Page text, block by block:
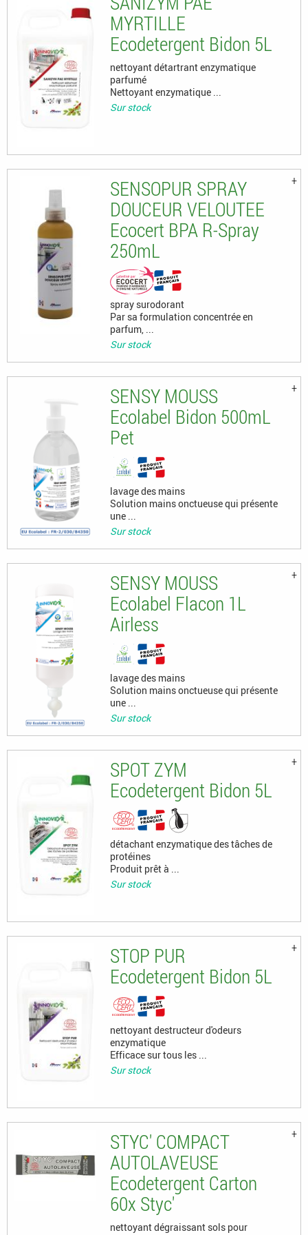
MYRTILLE
Ecodetergent Bidon 5L
nettoyant détartrant enzymatique
parfumé
Nettoyant enzymatique ...
Sur stock
SENSOPUR SPRAY
DOUCEUR VELOUTEE
Ecocert BPA R-Spray
250mL
spray surodorant
Par sa formulation concentrée en
parfum, ...
Sur stock
SENSY MOUSS
Ecolabel Bidon 500mL
Pet
lavage des mains
Solution mains onctueuse qui présente
une ...
Sur stock
SENSY MOUSS
Ecolabel Flacon 1L
Airless
lavage des mains
Solution mains onctueuse qui présente
une ...
Sur stock
SPOT ZYM
Ecodetergent Bidon 5L
détachant enzymatique des tâches de
protéines
Produit prêt à ...
Sur stock
STOP PUR
Ecodetergent Bidon 5L
nettoyant destructeur d'odeurs
enzymatique
Efficace sur tous les ...
Sur stock
STYC' COMPACT
AUTOLAVEUSE
Ecodetergent Carton
60x Styc'
nettoyant dégraissant sols pour